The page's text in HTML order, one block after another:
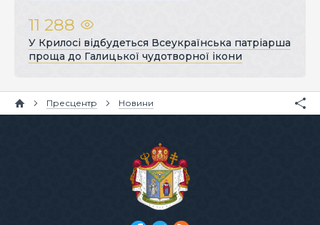
11 288
У Крилосі відбудеться Всеукраїнська патріарша
проща до Галицької чудотворної ікони
Пресцентр Новини